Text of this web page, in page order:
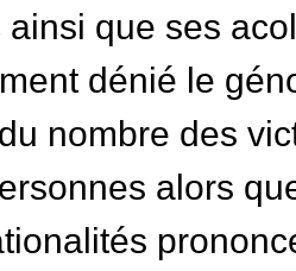
ainsi que ses
dénié le
nombre des
alors